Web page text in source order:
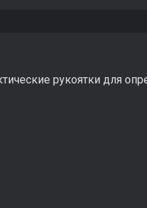
рукоятки для